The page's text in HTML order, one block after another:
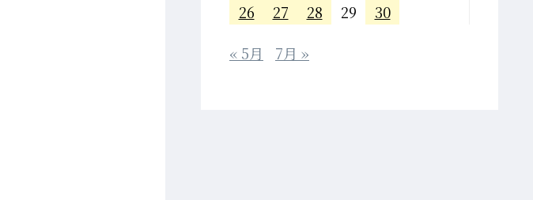
26
27 28 29
30
« 5月
7月 »